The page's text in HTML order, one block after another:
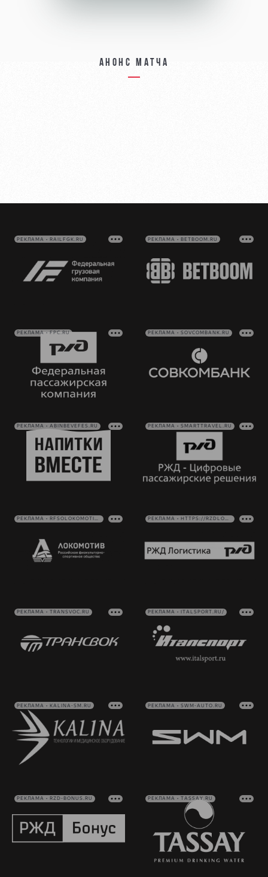
Анонс матча
РЕКЛАМА • RAILFGK.RU РЕКЛАМА • BETBOOM.RU
РЕКЛАМА • FPC.RU РЕКЛАМА • SOVCOMBANK.RU
РЕКЛАМА • ABINBEVEFES.RU РЕКЛАМА • SMARTTRAVEL.RU
РЕКЛАМА • RFSOLOKOMOTIV.RU РЕКЛАМА • HTTPS://RZDLOG.RU/
РЕКЛАМА • TRANSVOC.RU РЕКЛАМА • ITALSPORT.RU/
РЕКЛАМА • KALINA-SM.RU РЕКЛАМА • SWM-AUTO.RU
РЕКЛАМА • RZD-BONUS.RU РЕКЛАМА • TASSAY.RU